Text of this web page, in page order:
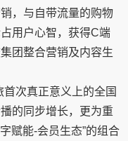
，与自带流量的购物
用户心智，获得C端
团整合营销及内容生
首次真正意义上的全国
的同步增长，更为重
赋能-会员生态”的组合